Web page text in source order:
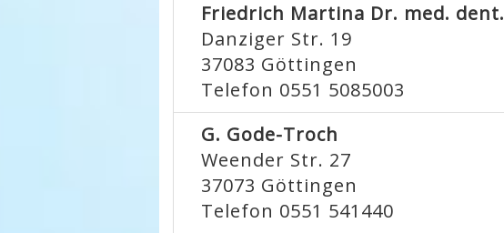
Friedrich Martina Dr. med. dent.
Danziger Str. 19
37083 Göttingen
Telefon 0551 5085003
G. Gode-Troch
Weender Str. 27
37073 Göttingen
Telefon 0551 541440